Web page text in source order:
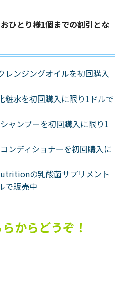
ひとり様1個までの割引とな
レンジングオイルを初回購入
粧水を初回購入に限り1ドルで
ャンプーを初回購入に限り1
ンディショナーを初回購入に
の乳酸菌サプリメント
で販売中
からどうぞ！